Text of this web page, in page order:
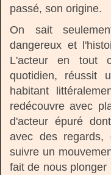
passé, son origine.
On sait
dangereux et
L'acteur en tout
quotidien, réussit
habitant
redécouvre avec
d'acteur épuré
avec des
suivre un
fait de nous